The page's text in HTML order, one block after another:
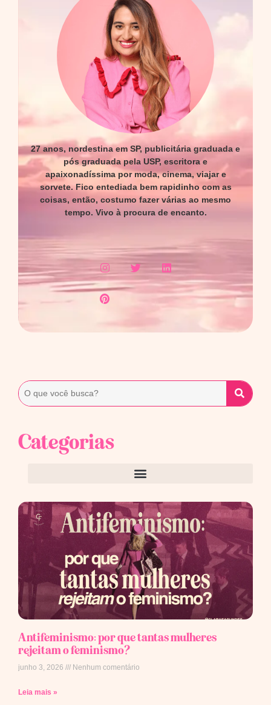
27 anos, nordestina em SP, publicitária graduada e
pós graduada pela USP, escritora e
apaixonadíssima por moda, cinema, viajar e
sorvete. Fico entediada bem rapidinho com as
coisas, então, costumo fazer várias ao mesmo
tempo. Vivo à procura de encanto.
Categorias
Antifeminismo: por que tantas mulheres
rejeitam o feminismo?
junho 3, 2026 Nenhum comentário
Leia mais »